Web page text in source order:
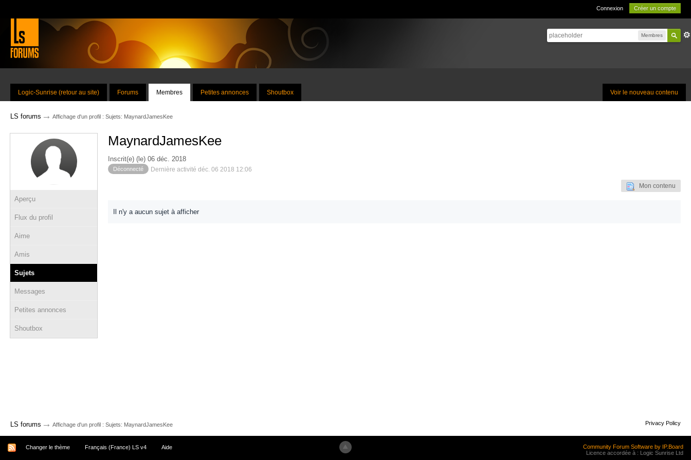
Connexion Créer un compte
Membres
Voir le nouveau contenu
Logic-Sunrise (retour au site) Forums Membres Petites annonces Shoutbox
LS forums → Affichage d'un profil : Sujets: MaynardJamesKee
Aperçu
Flux du profil
Aime
Amis
Sujets
Messages
Petites annonces
Shoutbox
MaynardJamesKee
Inscrit(e) (le) 06 déc. 2018
Déconnecté Dernière activité déc. 06 2018 12:06
Mon contenu
Il n'y a aucun sujet à afficher
LS forums → Affichage d'un profil : Sujets: MaynardJamesKee Privacy Policy
Changer le thème Français (France) LS v4 Aide
Community Forum Software by IP.Board
Licence accordée à : Logic Sunrise Ltd